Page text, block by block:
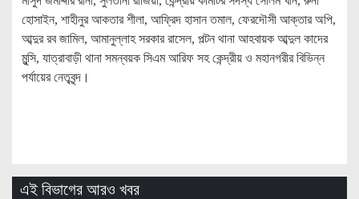
হোসাইন, শাহীনুর আকতার শীলা, আফ্রিদ হাসান তমাল, ফেরদৌসী আক্তার অপি,
আব্দুর রব জামিল, আমানুল্লাহ সরকার রাসেল, পল্টন থানা আহবায়ক আব্দুল কাদের
মুন্সি, যাত্রাবাড়ী থানা সমন্বয়ক সিএম আরিফ সহ কেন্দ্রীয় ও মহানগরীর বিভিন্ন
পর্যায়ের নেতৃবৃন্দ।
এই বিভাগের আরও খবর